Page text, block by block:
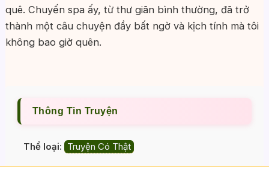
quê. Chuyến spa ấy, từ thư giãn bình thường, đã trở
thành một câu chuyện đầy bất ngờ và kịch tính mà tôi
không bao giờ quên.
Thông Tin Truyện
Thể loại: Truyện Có Thật